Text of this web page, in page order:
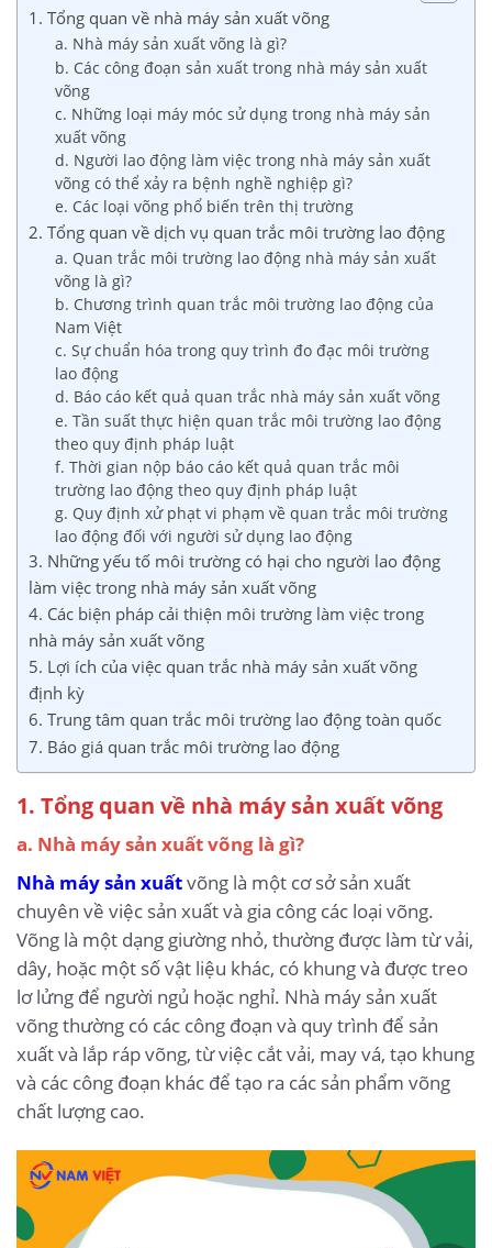
1. Tổng quan về nhà máy sản xuất võng
a. Nhà máy sản xuất võng là gì?
b. Các công đoạn sản xuất trong nhà máy sản xuất
võng
c. Những loại máy móc sử dụng trong nhà máy sản
xuất võng
d. Người lao động làm việc trong nhà máy sản xuất
võng có thể xảy ra bệnh nghề nghiệp gì?
e. Các loại võng phổ biến trên thị trường
2. Tổng quan về dịch vụ quan trắc môi trường lao động
a. Quan trắc môi trường lao động nhà máy sản xuất
võng là gì?
b. Chương trình quan trắc môi trường lao động của
Nam Việt
c. Sự chuẩn hóa trong quy trình đo đạc môi trường
lao động
d. Báo cáo kết quả quan trắc nhà máy sản xuất võng
e. Tần suất thực hiện quan trắc môi trường lao động
theo quy định pháp luật
f. Thời gian nộp báo cáo kết quả quan trắc môi
trường lao động theo quy định pháp luật
g. Quy định xử phạt vi phạm về quan trắc môi trường
lao động đối với người sử dụng lao động
3. Những yếu tố môi trường có hại cho người lao động
làm việc trong nhà máy sản xuất võng
4. Các biện pháp cải thiện môi trường làm việc trong
nhà máy sản xuất võng
5. Lợi ích của việc quan trắc nhà máy sản xuất võng
định kỳ
6. Trung tâm quan trắc môi trường lao động toàn quốc
7. Báo giá quan trắc môi trường lao động
1. Tổng quan về nhà máy sản xuất võng
a. Nhà máy sản xuất võng là gì?
Nhà máy sản xuấtvõng là một cơ sở sản xuất
chuyên về việc sản xuất và gia công các loại võng.
Võng là một dạng giường nhỏ, thường được làm từ vải,
dây, hoặc một số vật liệu khác, có khung và được treo
lơ lửng để người ngủ hoặc nghỉ. Nhà máy sản xuất
võng thường có các công đoạn và quy trình để sản
xuất và lắp ráp võng, từ việc cắt vải, may vá, tạo khung
và các công đoạn khác để tạo ra các sản phẩm võng
chất lượng cao.